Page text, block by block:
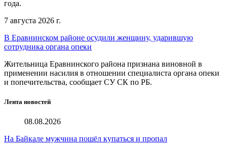
года.
7 августа 2026 г.
В Еравнинском районе осудили женщину, ударившую
сотрудника органа опеки
Жительница Еравнинского района признана виновной в
применении насилия в отношении специалиста органа опеки
и попечительства, сообщает СУ СК по РБ.
Лента новостей
08.08.2026
На Байкале мужчина пошёл купаться и пропал